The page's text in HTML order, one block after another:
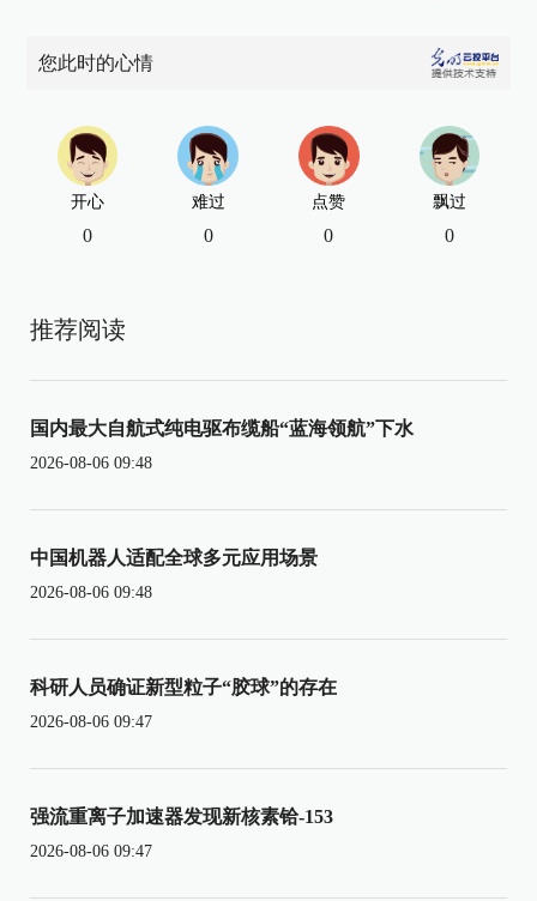
您此时的心情
开心
0
难过
0
点赞
0
飘过
0
推荐阅读
国内最大自航式纯电驱布缆船“蓝海领航”下水
2026-08-06 09:48
中国机器人适配全球多元应用场景
2026-08-06 09:48
科研人员确证新型粒子“胶球”的存在
2026-08-06 09:47
强流重离子加速器发现新核素铪-153
2026-08-06 09:47